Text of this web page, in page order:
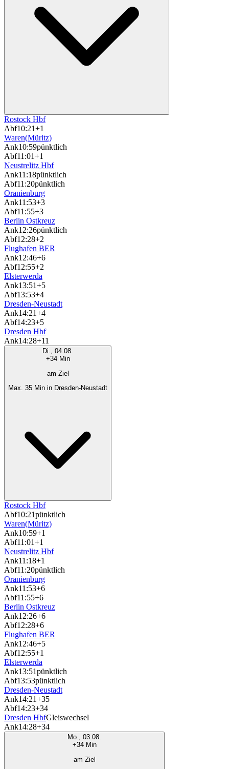
Rostock Hbf
Abf10:21+1
Waren(Müritz)
Ank10:59pünktlich
Abf11:01+1
Neustrelitz Hbf
Ank11:18pünktlich
Abf11:20pünktlich
Oranienburg
Ank11:53+3
Abf11:55+3
Berlin Ostkreuz
Ank12:26pünktlich
Abf12:28+2
Flughafen BER
Ank12:46+6
Abf12:55+2
Elsterwerda
Ank13:51+5
Abf13:53+4
Dresden-Neustadt
Ank14:21+4
Abf14:23+5
Dresden Hbf
Ank14:28+11
Di., 04.08.
+34 Min
am Ziel
Max. 35 Min in Dresden-Neustadt
Rostock Hbf
Abf10:21pünktlich
Waren(Müritz)
Ank10:59+1
Abf11:01+1
Neustrelitz Hbf
Ank11:18+1
Abf11:20pünktlich
Oranienburg
Ank11:53+6
Abf11:55+6
Berlin Ostkreuz
Ank12:26+6
Abf12:28+6
Flughafen BER
Ank12:46+5
Abf12:55+1
Elsterwerda
Ank13:51pünktlich
Abf13:53pünktlich
Dresden-Neustadt
Ank14:21+35
Abf14:23+34
Dresden HbfGleiswechsel
Ank14:28+34
Mo., 03.08.
+34 Min
am Ziel